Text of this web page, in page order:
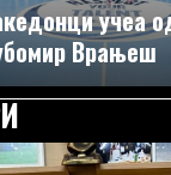
учеа
Врањеш